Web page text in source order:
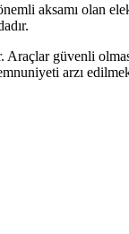
aksamı olan
güvenli
arzı